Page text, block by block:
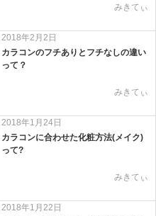
みきてぃ
2018年2月2日
カラコンのフチありとフチなしの違い
って？
みきてぃ
2018年1月24日
カラコンに合わせた化粧方法(メイク)
って?
みきてぃ
2018年1月22日